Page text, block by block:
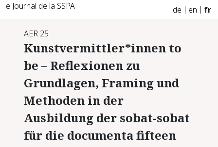
e Journal de la SSPA de en fr
AER 25
Kunstvermittler*innen to
be – Reflexionen zu
Grundlagen, Framing und
Methoden in der
Ausbildung der sobat-sobat
für die documenta fifteen